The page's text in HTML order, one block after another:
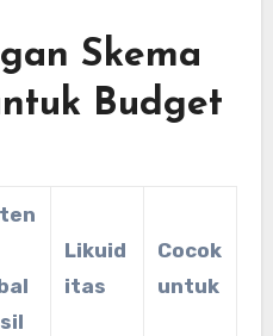
Skema
Budget
Likuid
itas
Cocok
untuk